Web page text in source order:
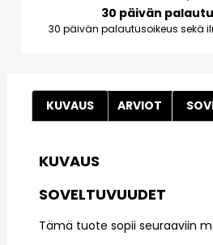
30 päivän
30 päivän palautusoikeus sekä
KUVAUS ARVIOT
KUVAUS
SOVELTUVUUDET
Tämä tuote sopii seuraaviin